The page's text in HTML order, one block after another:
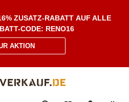
ZUSATZ-RABATT AUF ALLE
CODE: RENO16
AKTION